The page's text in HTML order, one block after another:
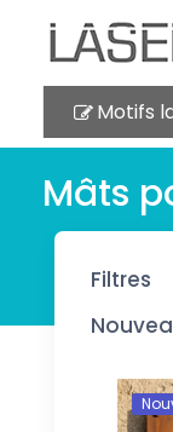
Motifs
Mâts
Filtres